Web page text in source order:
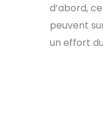
d’abord,
peuvent
un effort